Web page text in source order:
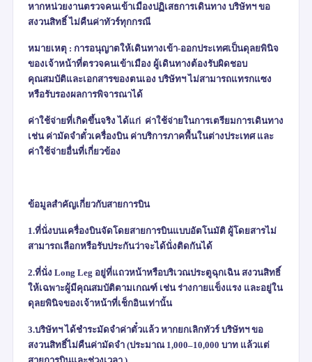
หากหน่วยงานตรวจคนเข้าเมืองปฏิเสธการเดินทาง บริษัทฯ ขอ
สงวนสิทธิ์ ไม่คืนค่าทัวร์ทุกกรณี
หมายเหตุ : การอนุญาตให้เดินทางเข้า-ออกประเทศเป็นดุลยพินิจ
ของเจ้าหน้าที่ตรวจคนเข้าเมือง ผู้เดินทางต้องรับผิดชอบ
คุณสมบัติและเอกสารของตนเอง บริษัทฯ ไม่สามารถแทรกแซง
หรือรับรองผลการพิจารณาได้
ค่าใช้จ่ายที่เกิดขึ้นจริง ได้แก่ ค่าใช้จ่ายในการเตรียมการเดินทาง
เช่น ค่ามัดจำตั๋วเครื่องบิน ค่าบริการภาคพื้นในต่างประเทศ และ
ค่าใช้จ่ายอื่นที่เกี่ยวข้อง
ข้อมูลสำคัญเกี่ยวกับสายการบิน
1.ที่นั่งบนเครื่องบินจัดโดยสายการบินแบบอัตโนมัติ ผู้โดยสารไม่
สามารถเลือกหรือรับประกันว่าจะได้นั่งติดกันได้
2.ที่นั่ง Long Leg อยู่ที่แถวหน้าหรือบริเวณประตูฉุกเฉิน สงวนสิทธิ์
ให้เฉพาะผู้มีคุณสมบัติตามเกณฑ์ เช่น ร่างกายแข็งแรง และอยู่ใน
ดุลยพินิจของเจ้าหน้าที่เช็กอินเท่านั้น
3.บริษัทฯ ได้ชำระมัดจำค่าตั๋วแล้ว หากยกเลิกทัวร์ บริษัทฯ ขอ
สงวนสิทธิ์ไม่คืนค่ามัดจำ (ประมาณ 1,000–10,000 บาท แล้วแต่